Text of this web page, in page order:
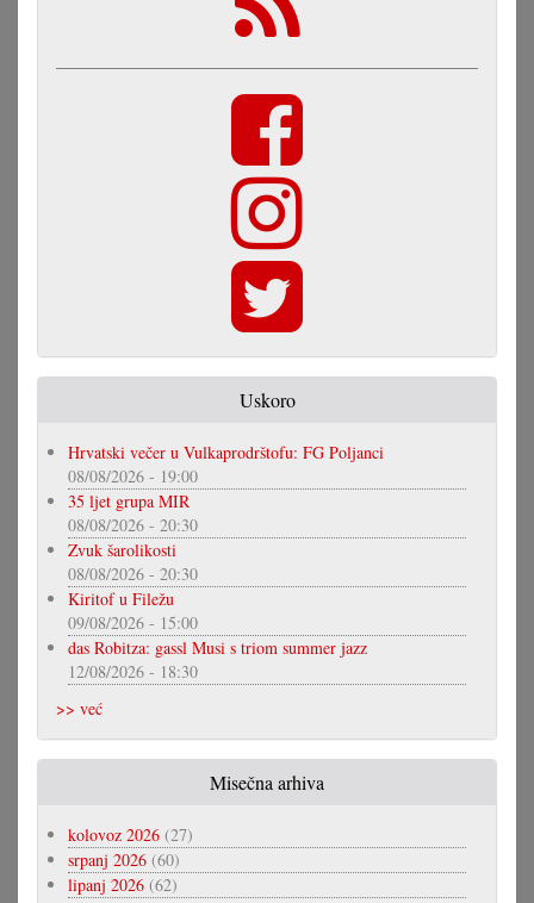
Uskoro
Hrvatski večer u Vulkaprodrštofu: FG Poljanci
08/08/2026 - 19:00
35 ljet grupa MIR
08/08/2026 - 20:30
Zvuk šarolikosti
08/08/2026 - 20:30
Kiritof u Filežu
09/08/2026 - 15:00
das Robitza: gassl Musi s triom summer jazz
12/08/2026 - 18:30
>> već
Misečna arhiva
kolovoz 2026 (27)
srpanj 2026 (60)
lipanj 2026 (62)